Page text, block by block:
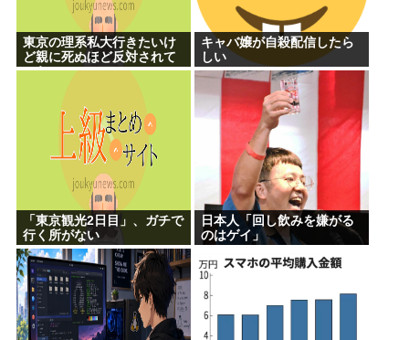
東京の理系私大行きたいけ
ど親に死ぬほど反対されて
つらい
キャバ嬢が自殺配信したら
しい
「東京観光2日目」、ガチで
行く所がない
日本人「回し飲みを嫌がる
のはゲイ」